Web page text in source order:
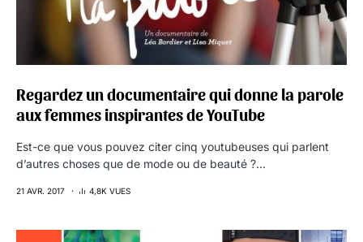
Regardez un documentaire qui donne la parole
aux femmes inspirantes de YouTube
Est-ce que vous pouvez citer cinq youtubeuses qui parlent
d’autres choses que de mode ou de beauté ?…
21 AVR. 2017 4,8K VUES